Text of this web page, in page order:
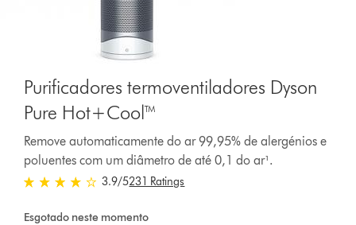
Purificadores termoventiladores Dyson
Pure Hot+Cool™
Remove automaticamente do ar 99,95% de alergénios e
poluentes com um diâmetro de até 0,1 do ar¹.
3.9 estrelas de 5 em 231 Ratings
3.9/5231 Ratings
Esgotado neste momento